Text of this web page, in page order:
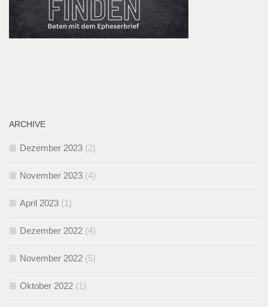
ARCHIVE
Dezember 2023 (2)
November 2023 (4)
April 2023 (1)
Dezember 2022 (4)
November 2022 (5)
Oktober 2022 (1)